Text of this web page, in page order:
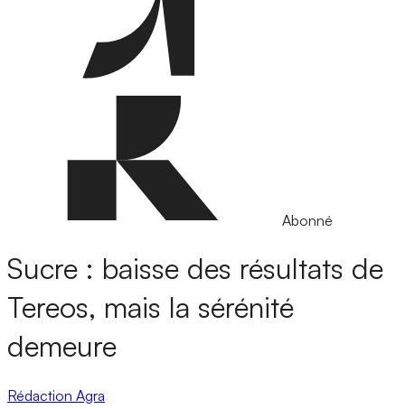
Abonné
Sucre : baisse des résultats de
Tereos, mais la sérénité
demeure
Rédaction Agra